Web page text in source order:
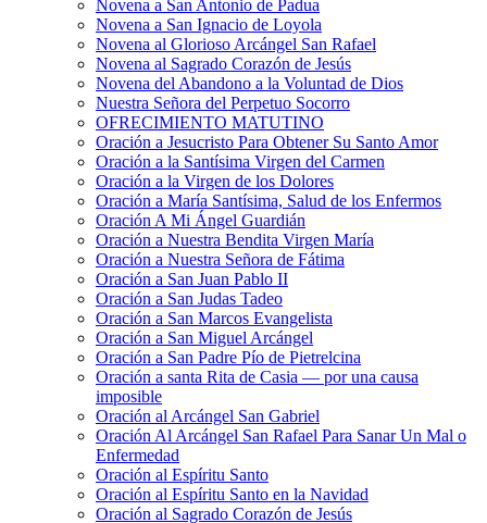
Novena a San Antonio de Padua
Novena a San Ignacio de Loyola
Novena al Glorioso Arcángel San Rafael
Novena al Sagrado Corazón de Jesús
Novena del Abandono a la Voluntad de Dios
Nuestra Señora del Perpetuo Socorro
OFRECIMIENTO MATUTINO
Oración a Jesucristo Para Obtener Su Santo Amor
Oración a la Santísima Virgen del Carmen
Oración a la Virgen de los Dolores
Oración a María Santísima, Salud de los Enfermos
Oración A Mi Ángel Guardián
Oración a Nuestra Bendita Virgen María
Oración a Nuestra Señora de Fátima
Oración a San Juan Pablo II
Oración a San Judas Tadeo
Oración a San Marcos Evangelista
Oración a San Miguel Arcángel
Oración a San Padre Pío de Pietrelcina
Oración a santa Rita de Casia — por una causa
imposible
Oración al Arcángel San Gabriel
Oración Al Arcángel San Rafael Para Sanar Un Mal o
Enfermedad
Oración al Espíritu Santo
Oración al Espíritu Santo en la Navidad
Oración al Sagrado Corazón de Jesús